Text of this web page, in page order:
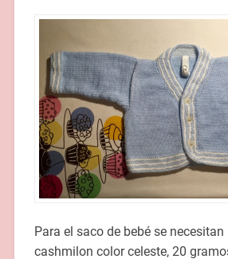
Para el saco de bebé se
cashmilon color celeste, 20